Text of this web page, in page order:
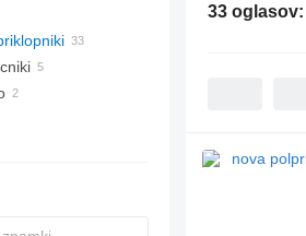
33 oglasov: